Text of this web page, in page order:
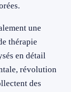
une
thérapie
en détail
révolution
des